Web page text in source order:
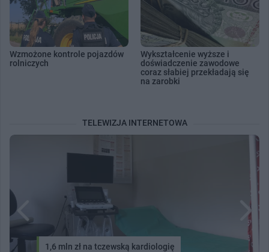
Wzmożone kontrole pojazdów
rolniczych
Wykształcenie wyższe i
doświadczenie zawodowe
coraz słabiej przekładają się
na zarobki
TELEWIZJA INTERNETOWA
1,6 mln zł na tczewską kardiologię